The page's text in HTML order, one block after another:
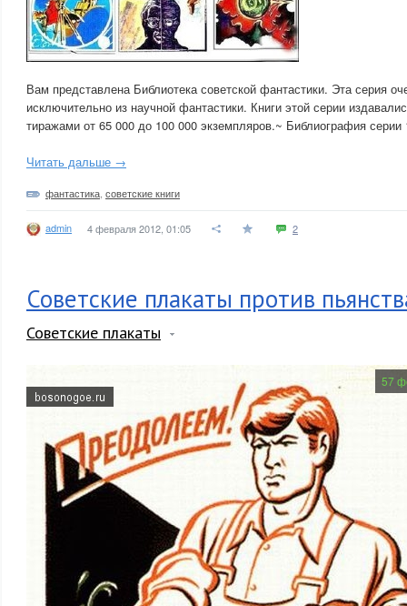
Вам представлена Библиотека советской фантастики. Эта серия
исключительно из научной фантастики. Книги этой серии
тиражами от 65 000 до 100 000 экземпляров.~ Библиография серии
Читать дальше →
фантастика советские книги
admin 4 февраля 2012, 01:05 2
Советские плакаты против
Советские плакаты
57